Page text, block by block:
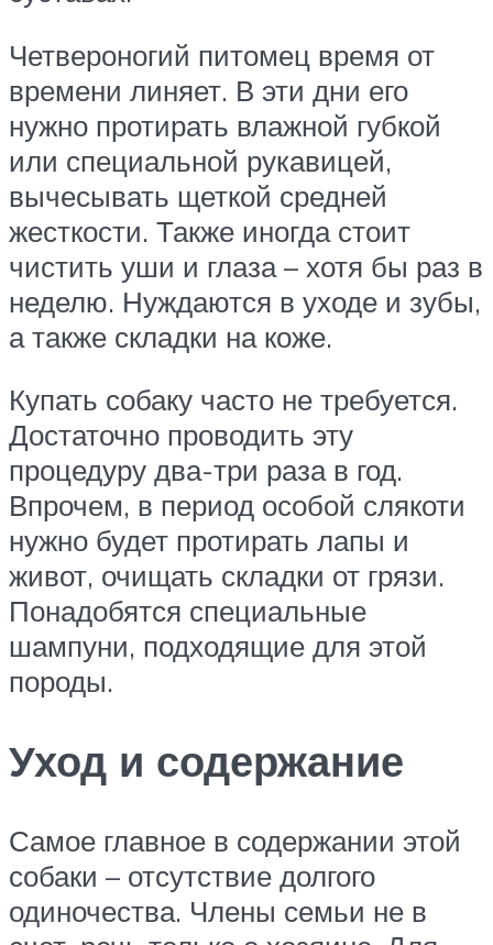
Четвероногий питомец время от
времени линяет. В эти дни его
нужно протирать влажной губкой
или специальной рукавицей,
вычесывать щеткой средней
жесткости. Также иногда стоит
чистить уши и глаза – хотя бы раз в
неделю. Нуждаются в уходе и зубы,
а также складки на коже.
Купать собаку часто не требуется.
Достаточно проводить эту
процедуру два-три раза в год.
Впрочем, в период особой слякоти
нужно будет протирать лапы и
живот, очищать складки от грязи.
Понадобятся специальные
шампуни, подходящие для этой
породы.
Уход и содержание
Самое главное в содержании этой
собаки – отсутствие долгого
одиночества. Члены семьи не в